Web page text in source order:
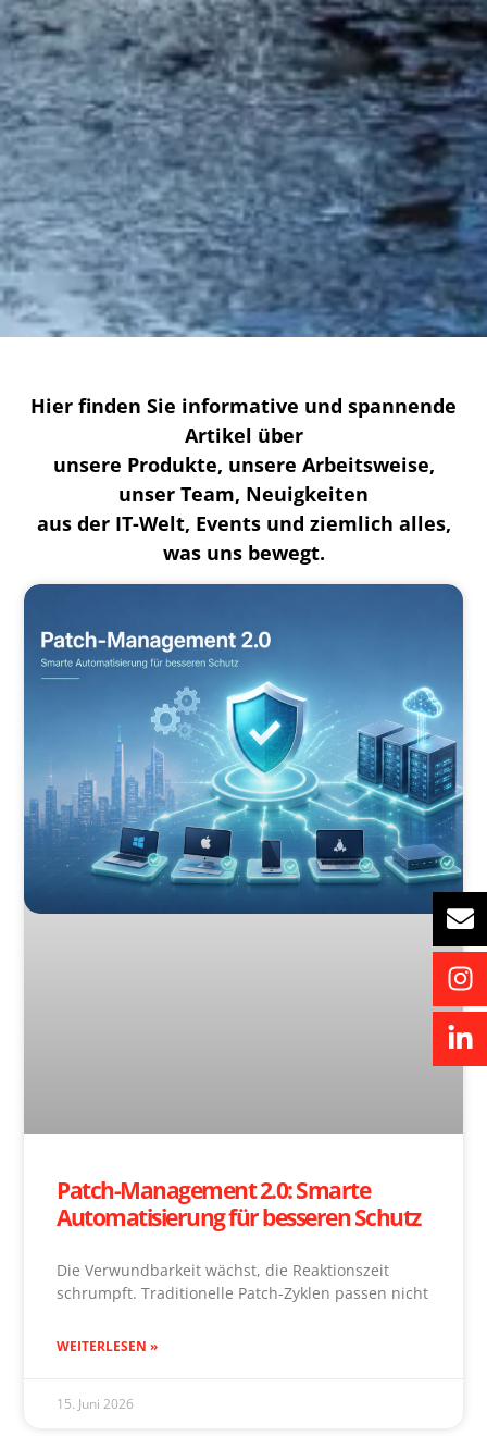
Hier finden Sie informative und spannende
Artikel über
unsere Produkte, unsere Arbeitsweise,
unser Team, Neuigkeiten
aus der IT-Welt, Events und ziemlich alles,
was uns bewegt.
Patch-Management 2.0: Smarte
Automatisierung für besseren Schutz
Die Verwundbarkeit wächst, die Reaktionszeit
schrumpft. Traditionelle Patch-Zyklen passen nicht
WEITERLESEN »
15. Juni 2026